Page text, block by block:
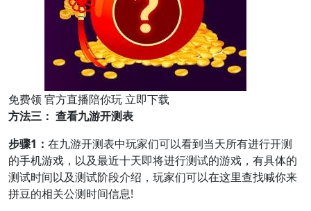
免费领 官方直播陪你玩 立即下载
方法三： 查看九游开测表
步骤1： 在九游开测表中玩家们可以看到当天所有进行开测
的手机游戏，以及最近十天即将进行测试的游戏，有具体的
测试时间以及测试阶段介绍，玩家们可以在这里查找喊你来
拼豆的相关公测时间信息!